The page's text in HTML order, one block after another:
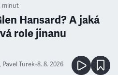
minut
Hansard? A jaká
role jinanu
, Pavel Turek•8. 8. 2026